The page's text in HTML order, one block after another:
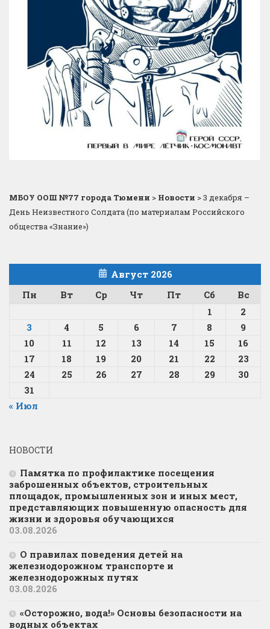
МБОУ ООШ №77 города Тюмени > Новости >3 декабря –
День Неизвестного Солдата (по материалам Российского
общества «Знание»)
Август 2026
Пн
Вт Ср Чт Пт Сб
Вс
1
2
3
4 5 6 7 8
9
10
11 12 13 14 15
16
17
18 19 20 21 22
23
24
25 26 27 28 29
30
31
« Июл
НОВОСТИ
Памятка по профилактике посещения
заброшенных объектов, строительных
площадок, промышленных зон и иных мест,
представляющих повышенную опасность для
жизни и здоровья обучающихся
03.08.2026
О правилах поведения детей на
железнодорожном транспорте и
железнодорожных путях
03.08.2026
«Осторожно, вода!» Основы безопасности на
водных объектах